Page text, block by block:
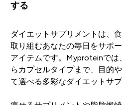
する
ダイエットサプリメントは、
取り組むあなたの毎日をサポ
アイテムです。Myproteinでは
らカプセルタイプまで、目的
て選べる多彩なダイエットサ